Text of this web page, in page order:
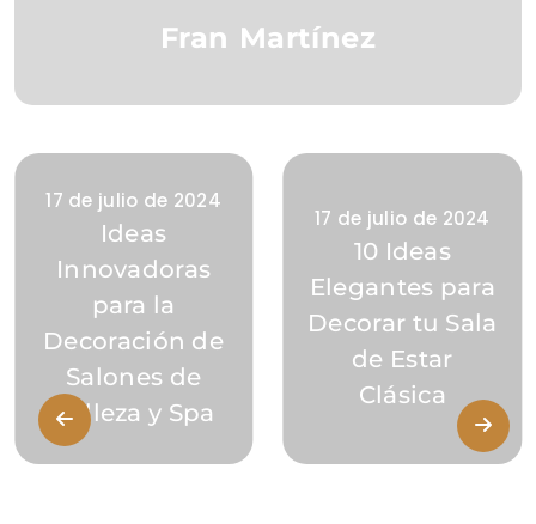
Fran Martínez
17 de julio de 2024
Ideas
Innovadoras
para la
Decoración de
Salones de
Belleza y Spa
17 de julio de 2024
10 Ideas
Elegantes para
Decorar tu Sala
de Estar
Clásica